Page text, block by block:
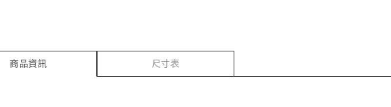
商品資訊 尺寸表